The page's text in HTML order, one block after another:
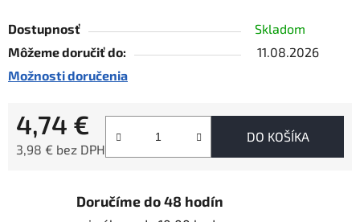
Dostupnosť
Skladom
Môžeme doručiť do:
11.08.2026
Možnosti doručenia
4,74 €
3,98 € bez DPH
DO KOŠÍKA
Doručíme do 48 hodín